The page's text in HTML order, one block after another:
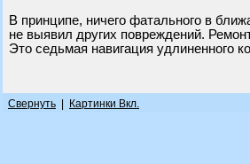
В принципе, ничего фатального в
не выявил других повреждений.
Это седьмая навигация удлиненного
Свернуть Картинки Вкл.